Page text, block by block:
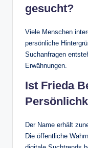
gesucht?
Viele Menschen
persönliche
Suchanfragen
Erwähnungen.
Ist Frieda
Der Name erhält
Die öffentliche